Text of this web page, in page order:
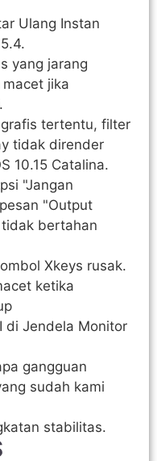
Ulang Instan
yang jarang
jika
tertentu, filter
tidak dirender
10.15 Catalina.
"Jangan
"Output
bertahan
Xkeys rusak.
ketika
di Jendela Monitor
gangguan
sudah kami
stabilitas.